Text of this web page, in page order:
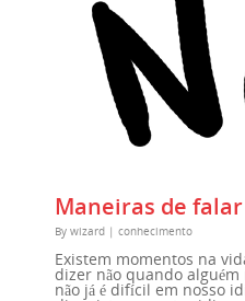
Maneiras de
By wizard | conhecimento
Existem momentos na
dizer não quando
não já é difícil em nosso